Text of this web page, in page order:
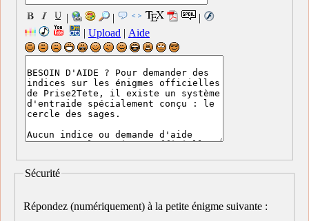
| |
|
| Upload | Aide
Sécurité
Répondez (numériquement) à la petite énigme suivante :